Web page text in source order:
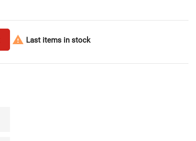
 Last items in stock